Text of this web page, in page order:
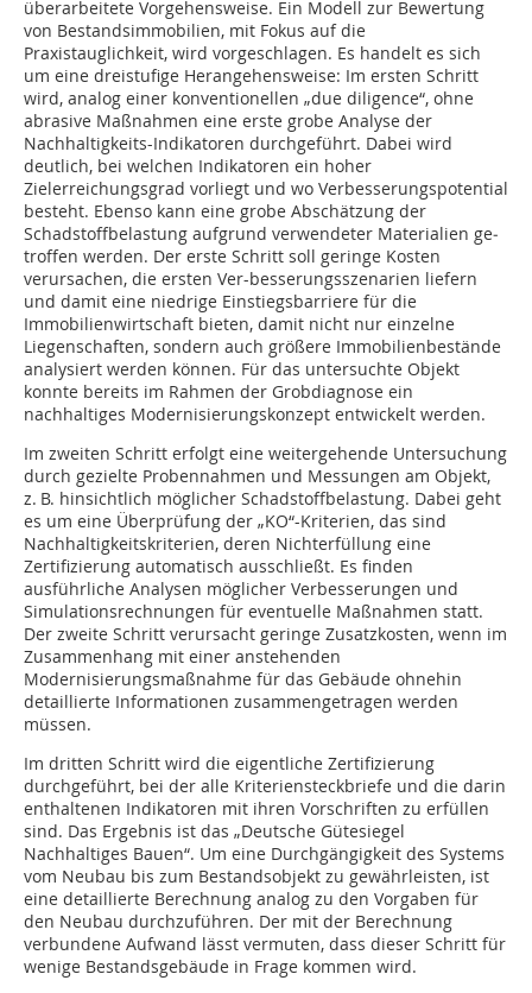
überarbeitete Vorgehensweise. Ein Modell zur Bewertung
von Bestandsimmobilien, mit Fokus auf die
Praxistauglichkeit, wird vorgeschlagen. Es handelt es sich
um eine dreistufige Herangehensweise: Im ersten Schritt
wird, analog einer konventionellen „due diligence“, ohne
abrasive Maßnahmen eine erste grobe Analyse der
Nachhaltigkeits-Indikatoren durchgeführt. Dabei wird
deutlich, bei welchen Indikatoren ein hoher
Zielerreichungsgrad vorliegt und wo Verbesserungspotential
besteht. Ebenso kann eine grobe Abschätzung der
Schadstoffbelastung aufgrund verwendeter Materialien ge­
troffen werden. Der erste Schritt soll geringe Kosten
verursachen, die ersten Ver-besserungs­­szenarien liefern
und damit eine niedrige Einstiegsbarriere für die
Immobilienwirtschaft bieten, damit nicht nur einzelne
Liegenschaften, sondern auch größere Immobilienbestände
analysiert werden können. Für das untersuchte Objekt
konnte bereits im Rahmen der Grobdiagnose ein
nachhaltiges Modernisierungskonzept entwickelt werden.
Im zweiten Schritt erfolgt eine weitergehende Untersuchung
durch gezielte Probennahmen und Messungen am Objekt,
z. B. hinsichtlich möglicher Schadstoffbelastung. Dabei geht
es um eine Überprüfung der „KO“-Kriterien, das sind
Nachhaltigkeitskriterien, deren Nichterfüllung eine
Zertifizierung automatisch ausschließt. Es finden
ausführliche Analysen möglicher Verbesserungen und
Simu­lations­rechnungen für eventuelle Maßnahmen statt.
Der zweite Schritt verursacht geringe Zusatzkosten, wenn im
Zusammenhang mit einer anstehenden
Modernisierungsmaßnah­me für das Gebäude ohnehin
detaillierte Informationen zusammengetragen werden
müssen.
Im dritten Schritt wird die eigentliche Zertifizierung
durchgeführt, bei der alle Kriteriensteckbriefe und die darin
enthaltenen Indikatoren mit ihren Vorschriften zu erfüllen
sind. Das Ergebnis ist das „Deutsche Gütesiegel
Nachhaltiges Bauen“. Um eine Durchgängigkeit des Systems
vom Neubau bis zum Bestandsobjekt zu gewährleisten, ist
eine detaillierte Berechnung analog zu den Vorgaben für
den Neubau durchzuführen. Der mit der Berechnung
verbundene Aufwand lässt vermuten, dass dieser Schritt für
wenige Bestandsgebäude in Frage kommen wird.